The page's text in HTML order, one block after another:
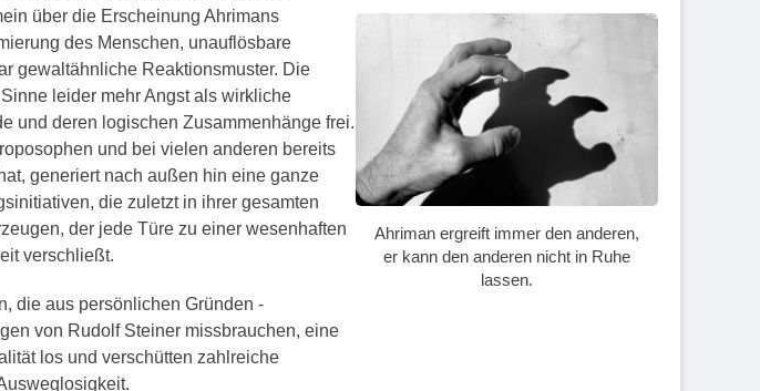
über die Erscheinung Ahrimans
des Menschen, unauflösbare
gewaltähnliche Reaktionsmuster. Die
leider mehr Angst als wirkliche
und deren logischen Zusammenhänge frei.
und bei vielen anderen bereits
generiert nach außen hin eine ganze
die zuletzt in ihrer gesamten
der jede Türe zu einer wesenhaften
verschließt.
die aus persönlichen Gründen
von Rudolf Steiner missbrauchen, eine
los und verschütten zahlreiche
Ahriman ergreift immer den anderen,
er kann den anderen nicht in Ruhe
lassen.